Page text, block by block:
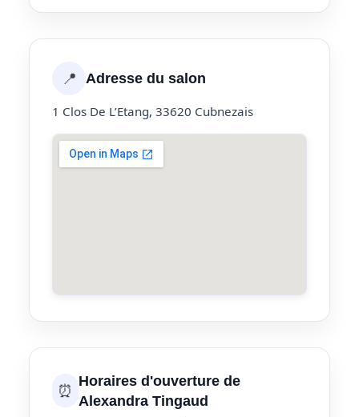
📍 Adresse du salon
1 Clos De L’Etang, 33620 Cubnezais
⏰ Horaires d'ouverture de
Alexandra Tingaud